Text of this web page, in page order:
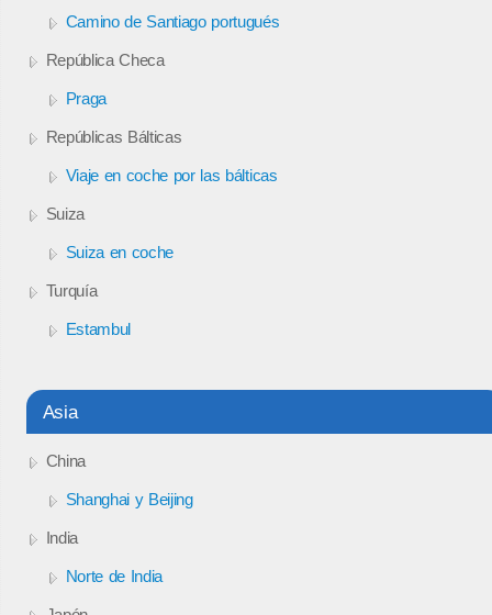
Camino de Santiago portugués
República Checa
Praga
Repúblicas Bálticas
Viaje en coche por las bálticas
Suiza
Suiza en coche
Turquía
Estambul
Asia
China
Shanghai y Beijing
India
Norte de India